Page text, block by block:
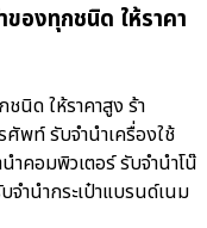
องทุกชนิด ให้ราคา
นิด ให้ราคาสูง ร้า
พท์ รับจำนำเครื่องใช้
ำคอมพิวเตอร์ รับจำนำโน๊
ำนำกระเป๋าแบรนด์เนม